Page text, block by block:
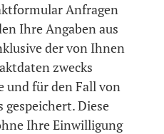
Anfragen
Ihre Angaben aus
der von Ihnen
zwecks
und für den Fall von
gespeichert. Diese
Ihre Einwilligung